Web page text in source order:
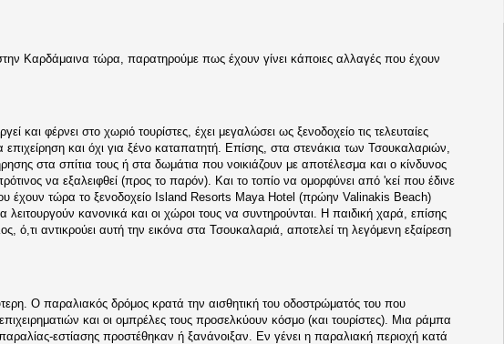
Καρδάμαινα τώρα, παρατηρούμε πως έχουν γίνει κάποιες αλλαγές που έχουν
και φέρνει στο χωριό τουρίστες, έχει μεγαλώσει ως ξενοδοχείο τις τελευταίες
επιχείρηση και όχι για ξένο καταπατητή. Επίσης, στα στενάκια των Τσουκαλαριών,
στα σπίτια τους ή στα δωμάτια που νοικιάζουν με αποτέλεσμα και ο κίνδυνος
να εξαλειφθεί (προς το παρόν). Και το τοπίο να ομορφύνει από 'κεί που έδινε
έχουν τώρα το ξενοδοχείο Island Resorts Maya Hotel (πρώην Valinakis Beach)
λειτουργούν κανονικά και οι χώροι τους να συντηρούνται. Η παιδική χαρά, επίσης
ό,τι αντικρούει αυτή την εικόνα στα Τσουκαλαριά, αποτελεί τη λεγόμενη εξαίρεση
Ο παραλιακός δρόμος κρατά την αισθητική του οδοστρώματός του που
και οι ομπρέλες τους προσελκύουν κόσμο (και τουρίστες). Μια ράμπα
εστίασης προστέθηκαν ή ξανάνοιξαν. Εν γένει η παραλιακή περιοχή κατά